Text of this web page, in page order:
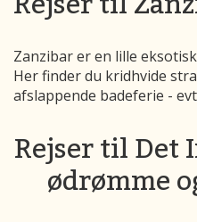
Zanzibar er en lille
Her finder du kridhvide
afslappende badeferie -
Rejser til Det
ødrømme